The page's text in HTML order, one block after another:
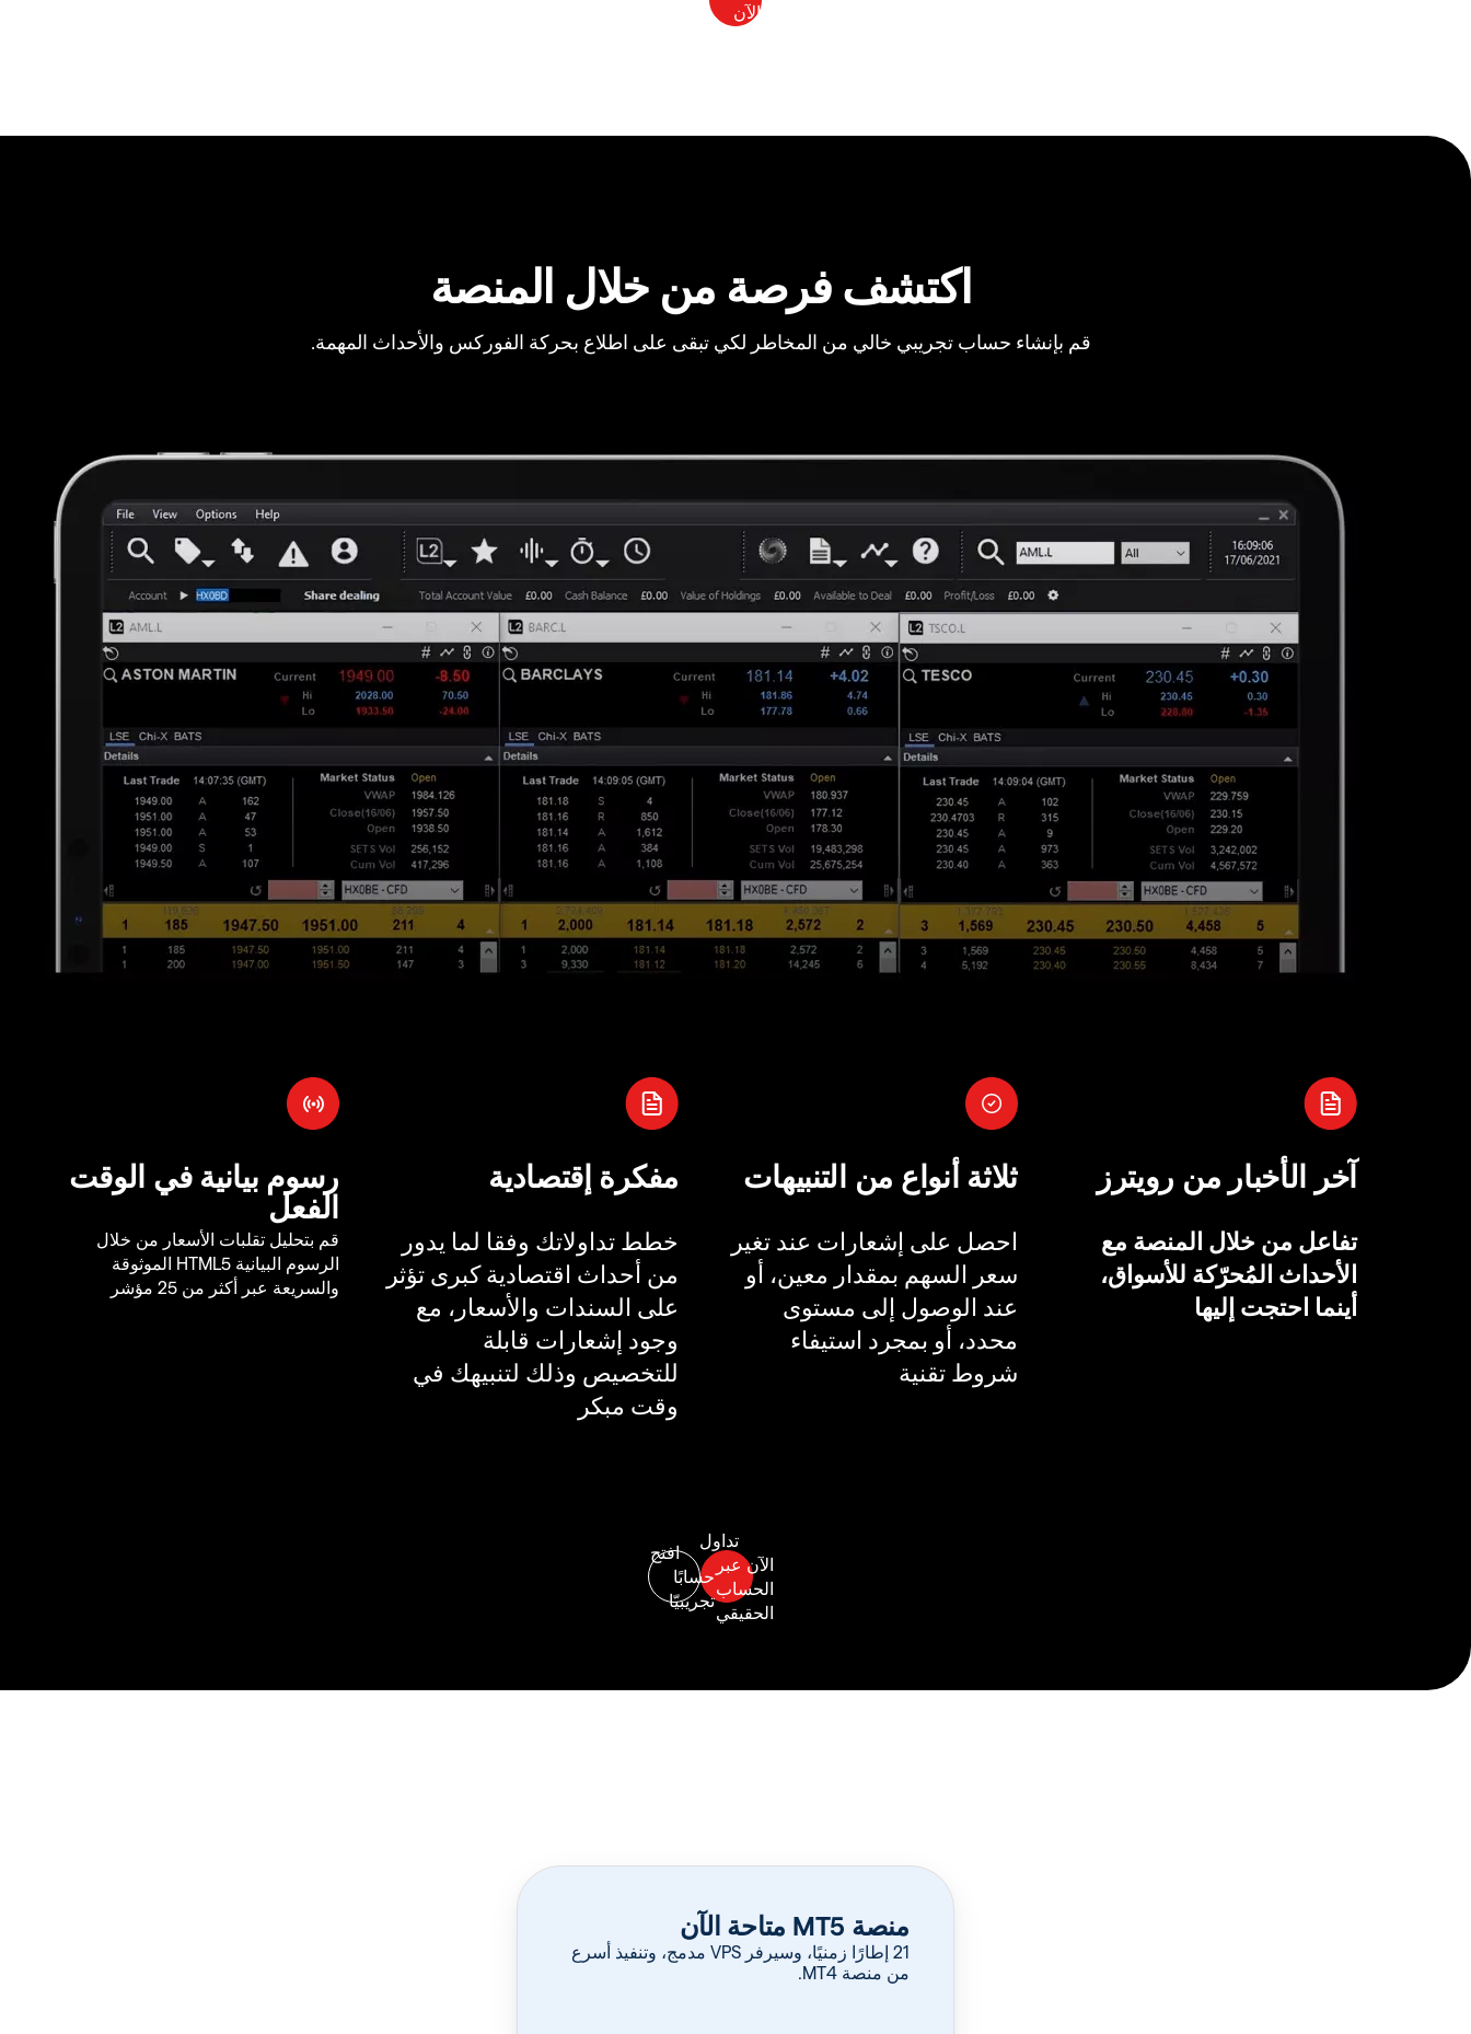
اكتشف فرصة من خلال المنصة
قم بإنشاء حساب تجريبي خالي من المخاطر لكي تبقى على اطلاع بحركة الفوركس والأحداث المهمة.
آخر الأخبار من رويترز
تفاعل من خلال المنصة مع
الأحداث المُحرّكة للأسواق،
أينما احتجت إليها
ثلاثة أنواع من التنبيهات
احصل على إشعارات عند تغير
سعر السهم بمقدار معين، أو
عند الوصول إلى مستوى
محدد، أو بمجرد استيفاء
شروط تقنية
مفكرة إقتصادية
خطط تداولاتك وفقا لما يدور
من أحداث اقتصادية كبرى تؤثر
على السندات والأسعار، مع
وجود إشعارات قابلة
للتخصيص وذلك لتنبيهك في
وقت مبكر
رسوم بيانية في الوقت
الفعل
قم بتحليل تقلبات الأسعار من خلال
الرسوم البيانية HTML5 الموثوقة
والسريعة عبر أكثر من 25 مؤشر
منصة MT5 متاحة الآن
‏21 إطارًا زمنيًا، وسيرفر VPS مدمج، وتنفيذ أسرع
من منصة MT4.